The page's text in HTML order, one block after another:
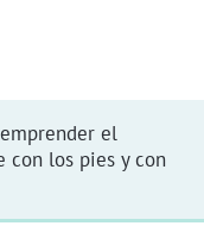
el
con los pies y con